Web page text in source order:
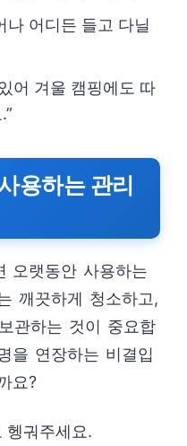
나 어디든 들고 다닐
어 겨울 캠핑에도 따
용하는 관리
오랫동안 사용하는
깨끗하게 청소하고,
관하는 것이 중요합
을 연장하는 비결입
요?
헹궈주세요.